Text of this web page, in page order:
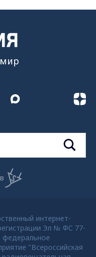
интернет-
Эл № ФС 77-
федеральное
"Всероссийская